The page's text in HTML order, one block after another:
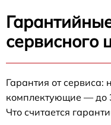
сервисного
Гарантия от
комплектующие — до
Что считается